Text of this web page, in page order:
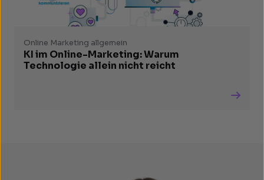
Online Marketing allgemein
KI im Online-Marketing: Warum
Technologie allein nicht reicht